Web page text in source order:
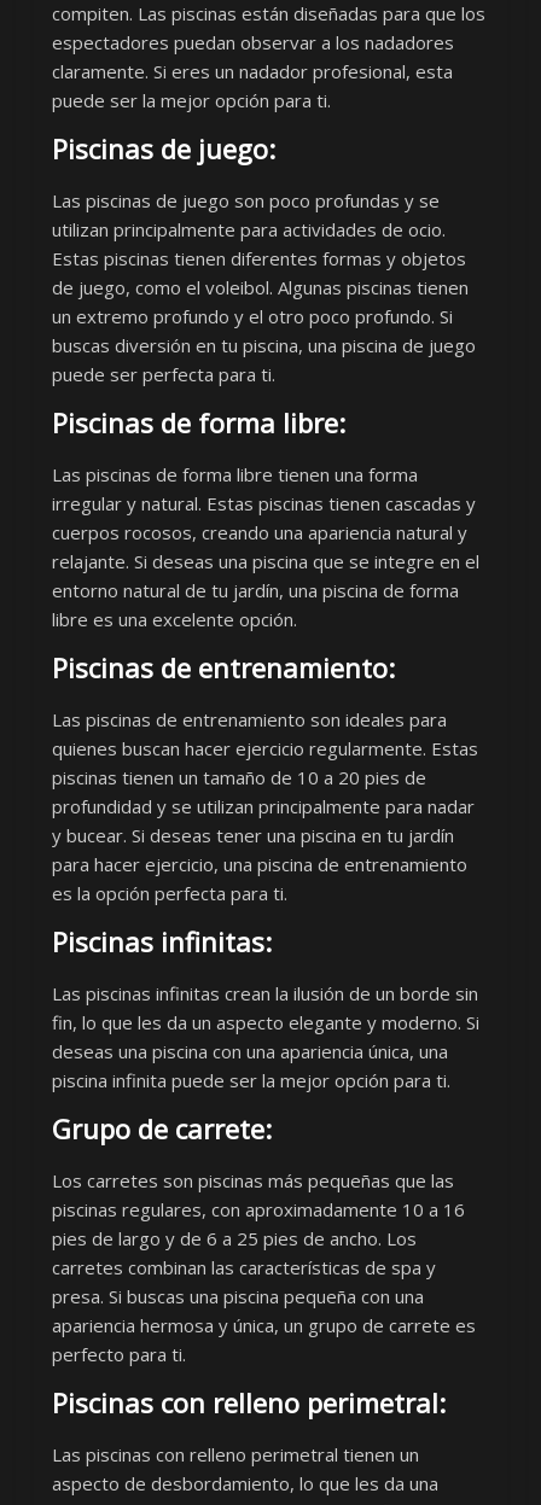
compiten. Las piscinas están diseñadas para que los
espectadores puedan observar a los nadadores
claramente. Si eres un nadador profesional, esta
puede ser la mejor opción para ti.
Piscinas de juego:
Las piscinas de juego son poco profundas y se
utilizan principalmente para actividades de ocio.
Estas piscinas tienen diferentes formas y objetos
de juego, como el voleibol. Algunas piscinas tienen
un extremo profundo y el otro poco profundo. Si
buscas diversión en tu piscina, una piscina de juego
puede ser perfecta para ti.
Piscinas de forma libre:
Las piscinas de forma libre tienen una forma
irregular y natural. Estas piscinas tienen cascadas y
cuerpos rocosos, creando una apariencia natural y
relajante. Si deseas una piscina que se integre en el
entorno natural de tu jardín, una piscina de forma
libre es una excelente opción.
Piscinas de entrenamiento:
Las piscinas de entrenamiento son ideales para
quienes buscan hacer ejercicio regularmente. Estas
piscinas tienen un tamaño de 10 a 20 pies de
profundidad y se utilizan principalmente para nadar
y bucear. Si deseas tener una piscina en tu jardín
para hacer ejercicio, una piscina de entrenamiento
es la opción perfecta para ti.
Piscinas infinitas:
Las piscinas infinitas crean la ilusión de un borde sin
fin, lo que les da un aspecto elegante y moderno. Si
deseas una piscina con una apariencia única, una
piscina infinita puede ser la mejor opción para ti.
Grupo de carrete:
Los carretes son piscinas más pequeñas que las
piscinas regulares, con aproximadamente 10 a 16
pies de largo y de 6 a 25 pies de ancho. Los
carretes combinan las características de spa y
presa. Si buscas una piscina pequeña con una
apariencia hermosa y única, un grupo de carrete es
perfecto para ti.
Piscinas con relleno perimetral:
Las piscinas con relleno perimetral tienen un
aspecto de desbordamiento, lo que les da una